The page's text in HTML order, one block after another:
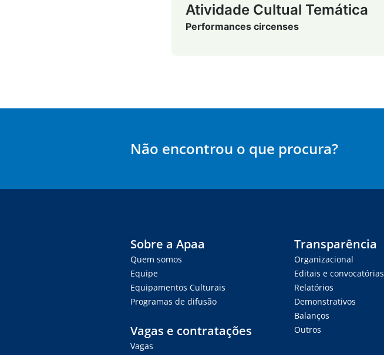
Atividade Cultual Temática
Performances circenses
Não encontrou o que procura?
Sobre a Apaa
Quem somos
Equipe
Equipamentos Culturais
Programas de difusão
Vagas e contratações
Vagas
Transparência
Organizacional
Editais e convocatórias
Relatórios
Demonstrativos
Balanços
Outros